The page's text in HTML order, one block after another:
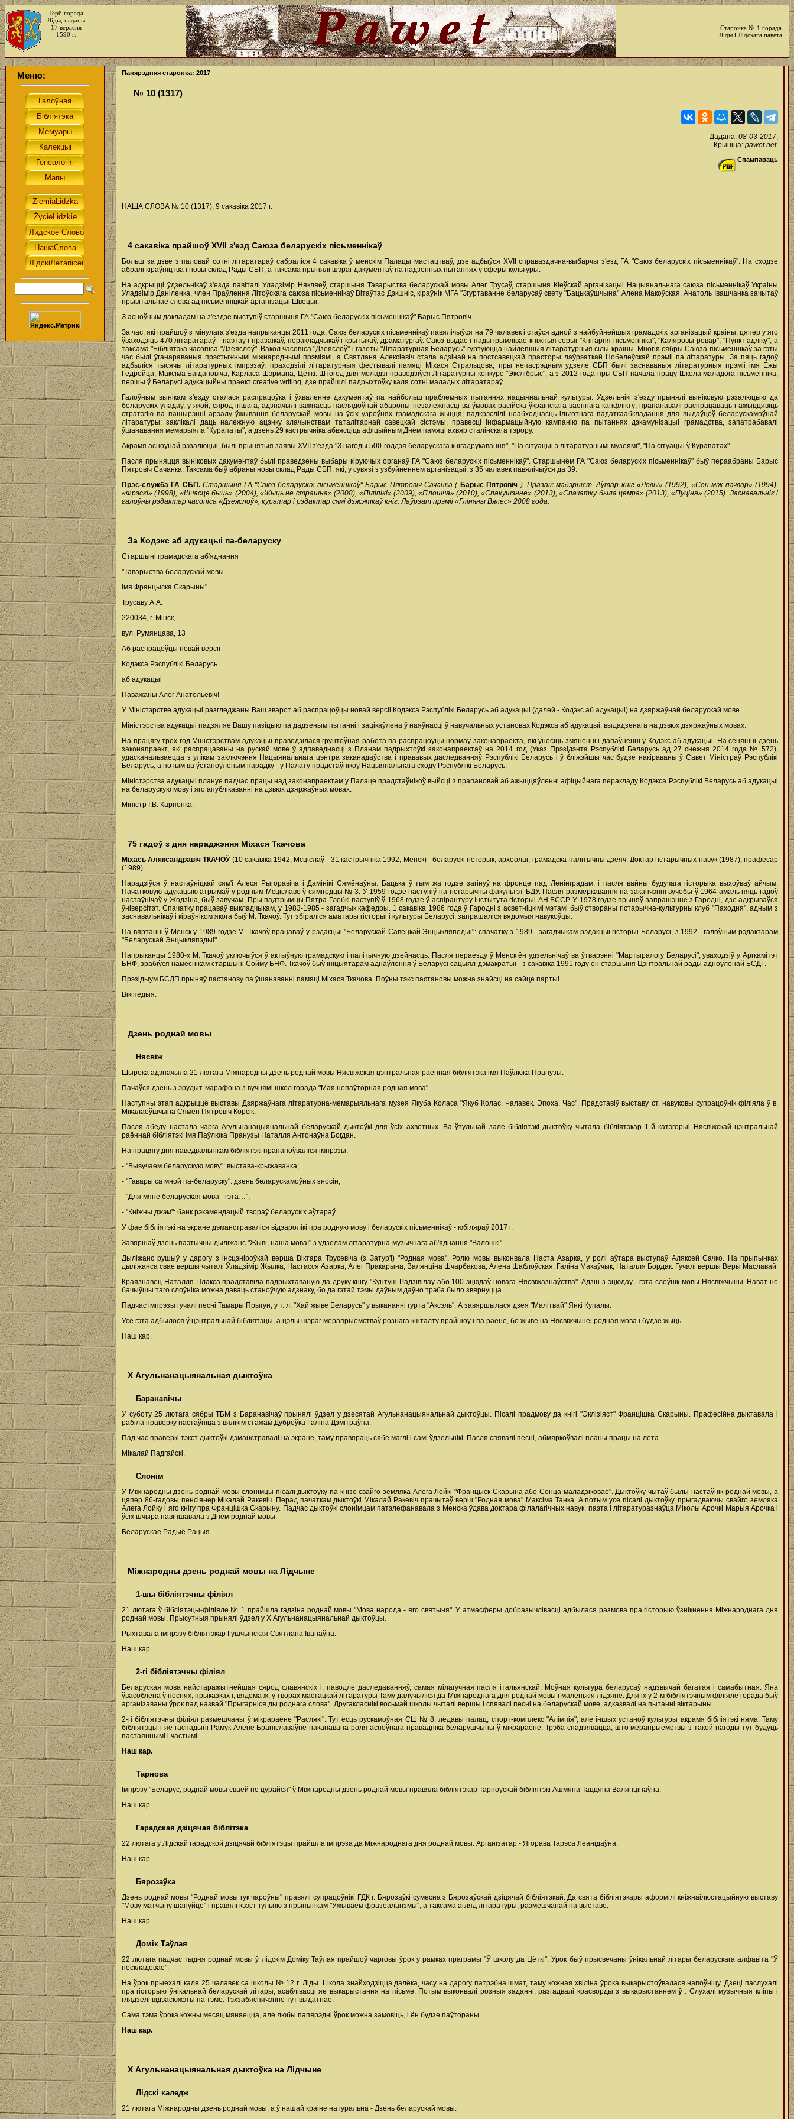
Герб горада
Ліды, наданы
17 верасня
1590 г.
Старонка № 1 горада
Ліды і Лідскага павета
Меню: Папярэдняя старонка: 2017
№ 10 (1317)
Дадана: 08-03-2017,
Крыніца: pawet.net.
Спампаваць
НАША СЛОВА № 10 (1317), 9 сакавіка 2017 г.
4 сакавіка прайшоў ХVІІ з'езд Саюза беларускіх пісьменнікаў
Больш за дзве з паловай сотні літаратараў сабраліся 4 сакавіка ў менскім Палацы мастацтваў, дзе адбыўся XVII справаздачна-выбарчы з'езд ГА "Саюз беларускіх пісьменнікаў". На сходзе
абралі кіраўніцтва і новы склад Рады СБП, а таксама прынялі шэраг дакументаў па надзённых пытаннях у сферы культуры.
На адкрыцці ўдзельнікаў з'езда павіталі Уладзімір Някляеў, старшыня Таварыства беларускай мовы Алег Трусаў, старшыня Кіеўскай арганізацыі Нацыянальнага саюза пісьменнікаў Украіны
Уладзімір Даніленка, член Праўлення Літоўскага саюза пісьменнікаў Вітаўтас Дэкшніс, кіраўнік МГА "Згуртаванне беларусаў свету "Бацькаўшчына" Алена Макоўская. Анатоль Івашчанка зачытаў
прывітальнае слова ад пісьменніцкай арганізацыі Швецыі.
З асноўным дакладам на з'ездзе выступіў старшыня ГА "Саюз беларускіх пісьменнікаў" Барыс Пятровіч.
За час, які прайшоў з мінулага з'езда напрыканцы 2011 года, Саюз беларускіх пісьменнікаў павялічыўся на 79 чалавек і стаўся адной з найбуйнейшых грамадскіх арганізацый краіны, цяпер у яго
ўваходзіць 470 літаратараў - паэтаў і празаікаў, перакладчыкаў і крытыкаў, драматургаў. Саюз выдае і падытрымлівае кніжныя серыі "Кнігарня пісьменніка", "Каляровы ровар", "Пункт адліку", а
таксама "Бібліятэка часопіса "Дзеяслоў". Вакол часопіса "Дзеяслоў" і газеты "Літаратурная Беларусь" гуртуюцца найлепшыя літаратурныя сілы краіны. Многія сябры Саюза пісьменнікаў за гэты
час былі ўганараваныя прэстыжнымі міжнароднымі прэміямі, а Святлана Алексіевіч стала адзінай на постсавецкай прасторы лаўрэаткай Нобелеўскай прэміі па літаратуры. За пяць гадоў
адбыліся тысячы літаратурных імпрэзаў, праходзілі літаратурныя фестывалі памяці Міхася Стральцова, пры непасрэдным удзеле СБП былі заснаваныя літаратурныя прэміі імя Ежы
Гедройца, Максіма Багдановіча, Карласа Шэрмана, Цёткі. Штогод для моладзі праводзіўся Літаратурны конкурс "Экслібрыс", а з 2012 года пры СБП пачала працу Школа маладога пісьменніка,
першы ў Беларусі адукацыйны праект creative writing, дзе прайшлі падрыхтоўку каля сотні маладых літаратараў.
Галоўным вынікам з'езду сталася распрацоўка і ўхваленне дакументаў па найбольш праблемных пытаннях нацыянальнай культуры. Удзельнікі з'езду прынялі выніковую рэзалюцыю да
беларускіх уладаў, у якой, сярод іншага, адзначылі важнасць паслядоўнай абароны незалежнасці ва ўмовах расійска-ўкраінскага ваеннага канфлікту; прапанавалі распрацаваць і ажыццявіць
стратэгію па пашырэнні арэалу ўжывання беларускай мовы на ўсіх узроўнях грамадскага жыцця; падкрэслілі неабходнасць ільготнага падаткаабкладання для выдаўцоў беларускамоўнай
літаратуры; заклікалі даць належную ацэнку злачынствам таталітарнай савецкай сістэмы, правесці інфармацыйную кампанію па пытаннях дэкамунізацыі грамадства, запатрабавалі
ўшанавання мемарыяла "Курапаты", а дзень 29 кастрычніка абвясціць афіцыйным Днём памяці ахвяр сталінскага тэрору.
Акрамя асноўнай рэзалюцыі, былі прынятыя заявы XVII з'езда "З нагоды 500-годдзя беларускага кнігадрукавання", "Па сітуацыі з літаратурнымі музеямі", "Па сітуацыі ў Курапатах"
Пасля прыняцця выніковых дакументаў былі праведзены выбары кіруючых органаў ГА "Саюз беларускіх пісьменнікаў". Старшынём ГА "Саюз беларускіх пісьменнікаў" быў пераабраны Барыс
Пятровіч Сачанка. Таксама быў абраны новы склад Рады СБП, які, у сувязі з узбуйненнем арганізацыі, з 35 чалавек павялічыўся да 39.
Прэс-служба ГА СБП.Старшыня ГА "Саюз беларускіх пісьменнікаў" Барыс Пятровіч Сачанка ( Барыс Пятровіч ). Празаік-мадэрніст. Аўтар кніг «Ловы» (1992), «Сон між пачвар» (1994),
«Фрэскі» (1998), «Шчасце быць» (2004), «Жыць не страшна» (2008), «Піліпікі» (2009), «Плошча» (2010), «Спакушэнне» (2013), «Спачатку была цемра» (2013), «Пуціна» (2015). Заснавальнік і
галоўны рэдактар часопіса «Дзеяслоў», куратар і рэдактар сямі дзясяткаў кніг. Лаўрэат прэміі «Гліняны Вялес» 2008 года.
За Кодэкс аб адукацыі па-беларуску
Старшыні грамадскага аб'яднання
"Таварыства беларускай мовы
імя Францыска Скарыны"
Трусаву А.А.
220034, г. Мінск,
вул. Румянцава, 13
Аб распрацоўцы новай версіі
Кодэкса Рэспублікі Беларусь
аб адукацыі
Паважаны Алег Анатольевіч!
У Міністэрстве адукацыі разгледжаны Ваш зварот аб распрацоўцы новай версіі Кодэкса Рэспублікі Беларусь аб адукацыі (далей - Кодэкс аб адукацыі) на дзяржаўнай беларускай мове.
Міністэрства адукацыі падзяляе Вашу пазіцыю па дадзеным пытанні і зацікаўлена ў наяўнасці ў навучальных установах Кодэкса аб адукацыі, выдадзенага на дзвюх дзяржаўных мовах.
На працягу трох год Міністэрствам адукацыі праводзілася грунтоўная работа па распрацоўцы нормаў законапраекта, які ўносіць змяненні і дапаўненні ў Кодэкс аб адукацыі. На сёняшні дзень
законапраект, які распрацаваны на рускай мове ў адпаведнасці з Планам падрыхтоўкі законапраектаў на 2014 год (Указ Прэзідэнта Рэспублікі Беларусь ад 27 снежня 2014 года № 572),
удасканальваецца з улікам заключэння Нацыянальнага цэнтра заканадаўства і прававых даследванняў Рэспублікі Беларусь і ў бліжэйшы час будзе накіраваны ў Савет Міністраў Рэспублікі
Беларусь, а потым ва ўстаноўленым парадку - у Палату прадстаўнікоў Нацыянальнага сходу Рэспублікі Беларусь.
Міністэрства адукацыі плануе падчас працы над законапраектам у Палаце прадстаўнікоў выйсці з прапановай аб ажыццяўленні афіцыйнага перакладу Кодэкса Рэспублікі Беларусь аб адукацыі
на беларускую мову і яго апублікаванні на дзвюх дзяржаўных мовах.
Міністр І.В. Карпенка.
75 гадоў з дня нараджэння Міхася Ткачова
Міхась Аляксандравіч ТКАЧОЎ (10 сакавіка 1942, Мсціслаў - 31 кастрычніка 1992, Менск) - беларускі гісторык, археолаг, грамадска-палітычны дзеяч. Доктар гістарычных навук (1987), прафесар
(1989).
Нарадзіўся ў настаўніцкай сям'і Алеся Рыгоравіча і Дамінікі Сямёнаўны. Бацька ў тым жа годзе загінуў на фронце пад Ленінградам, і пасля вайны будучага гісторыка выхоўваў айчым.
Пачатковую адукацыю атрымаў у родным Мсціславе ў сямігодцы № 3. У 1959 годзе паступіў на гістарычны факультэт БДУ. Пасля размеркавання па заканчэнні вучобы ў 1964 амаль пяць гадоў
настаўнічаў у Жодзіна, быў завучам. Пры падтрымцы Пятра Глебкі паступіў ў 1968 годзе ў аспірантуру Інстытута гісторыі АН БССР. У 1978 годзе прыняў запрашэнне з Гародні, дзе адкрываўся
ўніверсітэт. Спачатку працаваў выкладчыкам, у 1983-1985 - загадчык кафедры. 1 сакавіка 1986 года ў Гародні з асветніцкімі мэтамі быў створаны гістарычна-культурны клуб "Паходня", адным з
заснавальнікаў і кіраўніком якога быў М. Ткачоў. Тут збіраліся аматары гісторыі і культуры Беларусі, запрашаліся вядомыя навукоўцы.
Па вяртанні ў Менск у 1989 годзе М. Ткачоў працаваў у рэдакцыі "Беларускай Савецкай Энцыкляпедыі": спачатку з 1989 - загадчыкам рэдакцыі гісторыі Беларусі, з 1992 - галоўным рэдактарам
"Беларускай Энцыкляпэдыі".
Напрыканцы 1980-х М. Ткачоў уключыўся ў актыўную грамадскую і палітычную дзейнасць. Пасля пераезду ў Менск ён удзельнічаў ва ўтварэнні "Мартыралогу Беларусі", уваходзіў у Аргкамітэт
БНФ, зрабіўся намеснікам старшыні Сойму БНФ. Ткачоў быў ініцыятарам аднаўлення ў Беларусі сацыял-дэмакратыі - з сакавіка 1991 году ён старшыня Цэнтральнай рады адноўленай БСДГ.
Прэзідыум БСДП прыняў пастанову па ўшанаванні памяці Міхася Ткачова. Поўны тэкс пастановы можна знайсці на сайце партыі.
Вікіпедыя.
Дзень роднай мовы
Нясвіж
Шырока адзначыла 21 лютага Міжнародны дзень роднай мовы Нясвіжская цэнтральная раённая бібліятэка імя Паўлюка Пранузы.
Пачаўся дзень з эрудыт-марафона з вучнямі школ горада "Мая непаўторная родная мова".
Наступны этап адкрыццё выставы Дзяржаўнага літаратурна-мемарыяльнага музея Якуба Коласа "Якуб Колас. Чалавек. Эпоха. Час". Прадставіў выставу ст. навуковы супрацоўнік філіяла ў в.
Мікалаеўшчына Сямён Пятровіч Корсік.
Пасля абеду настала чарга Агульнанацыянальнай беларускай дыктоўкі для ўсіх ахвотных. Ва ўтульнай зале бібліятэкі дыктоўку чытала бібліятэкар 1-й катэгорыі Нясвіжскай цэнтральнай
раённай бібліятэкі імя Паўлюка Пранузы Наталля Антонаўна Богдан.
На працягу дня наведвальнікам бібліятэкі прапаноўваліся імпрэзы:
- "Вывучаем беларускую мову": выстава-крыжаванка;
- "Гавары са мной па-беларуску": дзень беларускамоўных зносін;
- "Для мяне беларуская мова - гэта…";
- "Кніжны джэм": банк рэкамендацый твораў беларускіх аўтараў.
У фае бібліятэкі на экране дэманстраваліся відэаролікі пра родную мову і беларускіх пісьменнікаў - юбіляраў 2017 г.
Завяршаў дзень паэтычны дыліжанс "Жыві, наша мова!" з удзелам літаратурна-музычнага аб'яднання "Валошкі".
Дыліжанс рушыў у дарогу з інсцэніроўкай верша Віктара Трусевіча (з Затур'і) "Родная мова". Ролю мовы выконвала Наста Азарка, у ролі аўтара выступаў Аляксей Сачко. На прыпынках
дыліжанса свае вершы чыталі Ўладзімір Жылка, Настасся Азарка, Алег Пракарына, Валянціна Шчарбакова, Алена Шаблоўская, Галіна Макаўчык, Наталля Бордак. Гучалі вершы Веры Маславай
Краязнавец Наталля Плакса прадставіла падрыхтаваную да друку кнігу "Кунтуш Радзівілаў або 100 эцюдаў новага Нясвіжазнаўства". Адзін з эцюдаў - гэта слоўнік мовы Нясвіжчыны. Нават не
бачыўшы таго слоўніка можна даваць станоўчую адзнаку, бо да гэтай тэмы даўным даўно трэба было звярнуцца.
Падчас імпрэзы гучалі песні Тамары Прыгун, у т. л. "Хай жыве Беларусь" у выкананні гурта "Аксэль". А завяршылася дзея "Малітвай" Янкі Купалы.
Усё гэта адбылося ў цэнтральнай бібліятэцы, а цэлы шэраг мерапрыемстваў рознага кшталту прайшоў і па раёне, бо жыве на Нясвіжчынеі родная мова і будзе жыць.
Наш кар.
Х Агульнанацыянальная дыктоўка
Баранавічы
У суботу 25 лютага сябры ТБМ з Баранавічаў прынялі ўдзел у дзесятай Агульнанацыянальнай дыктоўцы. Пісалі прадмову да кнігі "Эклізіяст" Францішка Скарыны. Прафесійна дыктавала і
рабіла праверку настаўніца з вялікім стажам Дуброўка Галіна Дзмітраўна.
Пад час праверкі тэкст дыктоўкі дэманстравалі на экране, таму правяраць сябе маглі і самі ўдзельнікі. Пасля спявалі песні, абмяркоўвалі планы працы на лета.
Мікалай Падгайскі.
Слонім
У Міжнародны дзень роднай мовы слонімцы пісалі дыктоўку па кнізе свайго земляка Алега Лойкі "Францыск Скарына або Сонца маладзіковае". Дыктоўку чытаў былы настаўнік роднай мовы, а
цяпер 86-гадовы пенсіянер Мікалай Ракевіч. Перад пачаткам дыктоўкі Мікалай Ракевіч прачытаў верш "Родная мова" Максіма Танка. А потым усе пісалі дыктоўку, прыгадваючы свайго земляка
Алега Лойку і яго кнігу пра Францішка Скарыну. Падчас дыктоўкі слонімцам патэлефанавала з Менска ўдава доктара філалагічных навук, паэта і літаратуразнаўца Міколы Арочкі Марыя Арочка і
ўсіх шчыра павіншавала з Днём роднай мовы.
Беларускае Радыё Рацыя.
Міжнародны дзень роднай мовы на Лідчыне
1-шы бібліятэчны філіял
21 лютага ў бібліятэцы-філіяле № 1 прайшла гадзіна роднай мовы "Мова народа - яго святыня". У атмасферы добразычлівасці адбылася размова пра гісторыю ўзнікнення Міжнароднага дня
роднай мовы. Прысутныя прынялі ўдзел у Х Агульнанацыянальнай дыктоўцы.
Рыхтавала імпрэзу бібліятэкар Гушчынская Святлана Іванаўна.
Наш кар.
2-гі бібліятэчны філіял
Беларуская мова найстаражытнейшая сярод славянскіх і, паводле даследаванняў, самая мілагучная пасля італьянскай. Моўная культура беларусаў надзвычай багатая і самабытная. Яна
ўвасоблена ў песнях, прыказках і, вядома ж, у творах мастацкай літаратуры Таму далучыліся да Міжнароднага дня роднай мовы і маленькія лідзяне. Для іх у 2-м бібліятэчным філіяле горада быў
арганізаваны ўрок пад назвай "Прыгарніся ды роднага слова". Другакласнікі восьмай школы чыталі вершы і спявалі песні на беларускай мове, адказвалі на пытанні віктарыны.
2-гі бібліятэчны філіял размешчаны ў мікрараёне "Раслякі". Тут ёсць рускамоўная СШ № 8, лёдавы палац, спорт-комплекс "Алімпія", але іншых устаноў культуры акрамя бібліятэкі няма. Таму
бібліятэцы і яе гаспадыні Рамук Алене Браніславаўне наканавана роля асноўнага правадніка беларушчыны ў мікрараёне. Трэба спадзявацца, што мерапрыемствы з такой нагоды тут будуць
пастаяннымі і частымі.
Наш кар.
Тарнова
Імпрэзу "Беларус, роднай мовы сваёй не цурайся" ў Міжнародны дзень роднай мовы правяла бібліятэкар Тарноўскай бібліятэкі Ашмяна Таццяна Валянцінаўна.
Наш кар.
Гарадская дзіцячая біблітэка
22 лютага ў Лідскай гарадской дзіцячай бібліятэцы прайшла імпрэза да Міжнароднага дня роднай мовы. Арганізатар - Ягорава Тарэса Леанідаўна.
Наш кар.
Бярозаўка
Дзень роднай мовы "Роднай мовы гук чароўны" правялі супрацоўнікі ГДК г. Бярозаўкі сумесна з Бярозаўскай дзіцячай бібліятэкай. Да свята бібліятэкары аформілі кніжнаілюстацыйную выставу
"Мову матчыну шануйце" і правялі квэст-гульню з прыпынкам "Ужываем фразеалагізмы", а таксама агляд літаратуры, размешчанай на выставе.
Наш кар.
Домік Таўлая
22 лютага падчас тыдня роднай мовы ў лідскім Доміку Таўлая прайшоў чарговы ўрок у рамках праграмы "Ў школу да Цёткі". Урок быў прысвечаны ўнікальнай літары беларускага алфавіта "Ў
нескладовае".
На ўрок прыехалі каля 25 чалавек са школы № 12 г. Ліды. Школа знайходзіцца далёка, часу на дарогу патрэбна шмат, таму кожная хвіліна ўрока выкарыстоўвалася напоўніцу. Дзеці паслухалі
пра гісторыю ўнікальнай беларускай літары, асаблівасці яе выкарыстання на пісьме. Потым выконвалі розныя заданні, разгадвалі красворды з выкарыстаннемў . Слухалі музычныя кліпы і
глядзелі відэасюжэты па тэме. Тэхзабяспячэнне тут выдатнае.
Сама тэма ўрока кожны месяц мяняецца, але любы папярэдні ўрок можна замовіць, і ён будзе паўтораны.
Наш кар.
Х Агульнанацыянальная дыктоўка на Лідчыне
Лідскі каледж
21 лютага Міжнародны дзень роднай мовы, а ў нашай краіне натуральна - Дзень беларускай мовы.